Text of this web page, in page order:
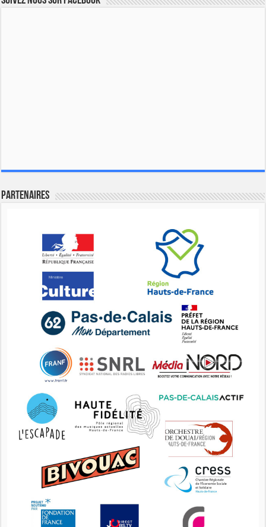
Partenaires